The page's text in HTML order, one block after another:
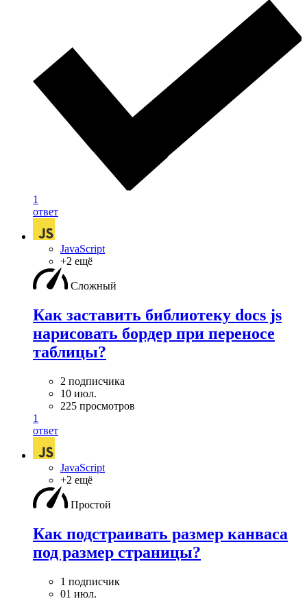
1
ответ
JavaScript
+2 ещё
Сложный
Как заставить библиотеку docs js
нарисовать бордер при переносе
таблицы?
2 подписчика
10 июл.
225 просмотров
1
ответ
JavaScript
+2 ещё
Простой
Как подстраивать размер канваса
под размер страницы?
1 подписчик
01 июл.